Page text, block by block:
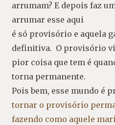
arrumam? E depois faz
arrumar esse aqui
é só provisório e aquela
definitiva. O provisório
pior coisa que tem é
torna permanente.
Pois bem, esse mundo é
tornar o provisório
fazendo como aquele